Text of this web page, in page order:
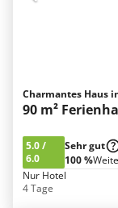
Charmantes Haus
90 m²
5.0/
6.0
Sehr gut
100 %
Nur Hotel
4 Tage